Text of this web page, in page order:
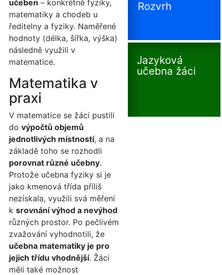
učeben – konkrétně fyziky,
matematiky a chodeb u
ředitelny a fyziky. Naměřené
hodnoty (délka, šířka, výška)
následně využili v
matematice.
Matematika v
praxi
V matematice se žáci pustili
do výpočtů objemů
jednotlivých místností, a na
základě toho se rozhodli
porovnat různé učebny.
Protože učebna fyziky si je
jako kmenová třída příliš
nezískala, využili svá měření
k srovnání výhod a nevýhod
různých prostor. Po pečlivém
zvažování vyhodnotili, že
učebna matematiky je pro
jejich třídu vhodnější. Žáci
měli také možnost
Rozvrh
Jazyková
učebna žáci